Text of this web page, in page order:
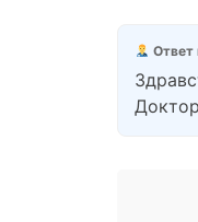
Ответ